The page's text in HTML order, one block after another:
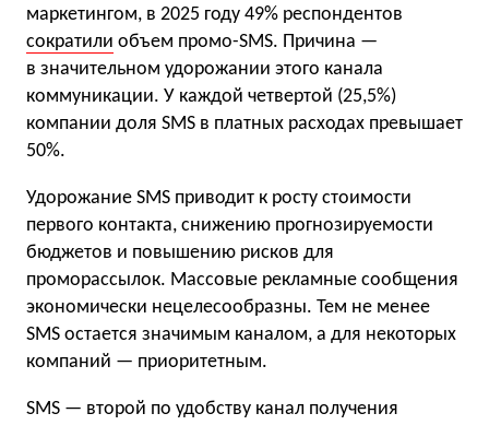
маркетингом, в 2025 году 49% респондентов
сократили объем промо-SMS. Причина —
в значительном удорожании этого канала
коммуникации. У каждой четвертой (25,5%)
компании доля SMS в платных расходах превышает
50%.
Удорожание SMS приводит к росту стоимости
первого контакта, снижению прогнозируемости
бюджетов и повышению рисков для
проморассылок. Массовые рекламные сообщения
экономически нецелесообразны. Тем не менее
SMS остается значимым каналом, а для некоторых
компаний — приоритетным.
SMS — второй по удобству канал получения